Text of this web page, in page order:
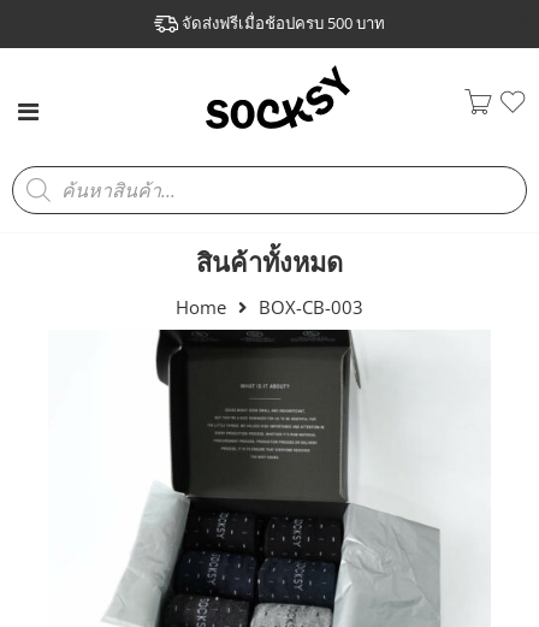
จัดส่งฟรีเมื่อช้อปครบ 500 บาท
สินค้าทั้งหมด
Home BOX-CB-003